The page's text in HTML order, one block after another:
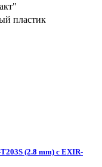
пластик
(2.8 mm) с EXIR-